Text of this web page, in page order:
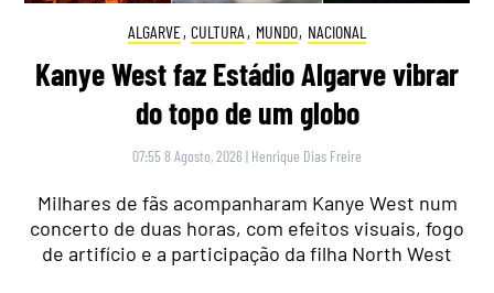
ALGARVE, CULTURA , MUNDO, NACIONAL
Kanye West faz Estádio Algarve vibrar
do topo de um globo
07:55 8 Agosto, 2026 | Henrique Dias Freire
Milhares de fãs acompanharam Kanye West num
concerto de duas horas, com efeitos visuais, fogo
de artifício e a participação da filha North West